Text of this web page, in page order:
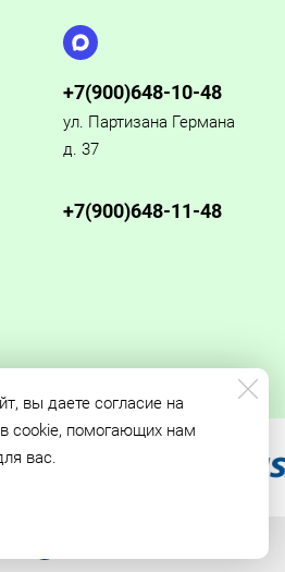
вы даете согласие на
cookie, помогающих нам
вас.
+7(900)648-10-48
ул. Партизана Германа
д. 37
+7(900)648-11-48